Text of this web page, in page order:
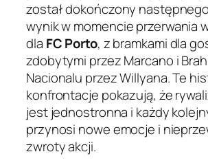
został dokończony
wynik w momencie przerwania
dla FC Porto, z bramkami dla
zdobytymi przez Marcano i
Nacionalu przez Willyana. Te
konfrontacje pokazują, że
jest jednostronna i każdy
przynosi nowe emocje i
zwroty akcji.